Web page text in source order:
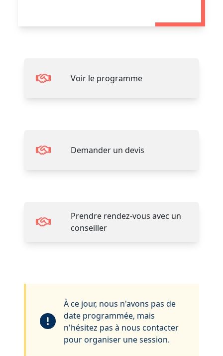
Voir le programme
Demander un devis
Prendre rendez-vous avec un
conseiller
À ce jour, nous n'avons pas de
date programmée, mais
n'hésitez pas à nous contacter
pour organiser une session.